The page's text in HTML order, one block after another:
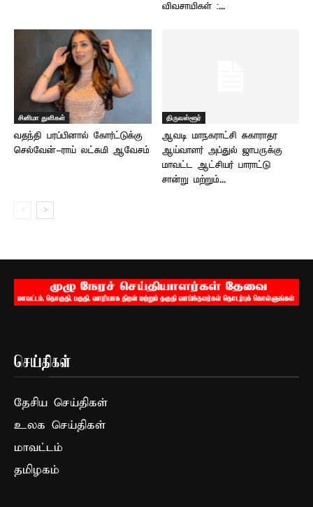
விவசாயிகள் :...
சினிமா துளிகள்
வதந்தி பரப்பினால் கோர்ட்டுக்கு
செல்வேன்-ராய் லட்சுமி ஆவேசம்
திருவள்ளூர்
ஆவடி மாநகராட்சி சுகாராதர
ஆய்வாளர் அப்துல் ஜாபருக்கு
மாவட்ட ஆட்சியர் பாராட்டு
சான்று மற்றும்...
செய்திகள்
தேசிய செய்திகள்
உலக செய்திகள்
மாவட்டம்
தமிழகம்